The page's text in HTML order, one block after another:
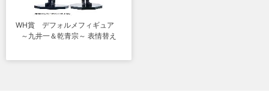
WH賞 デフォルメフィギュア
～九井一＆乾青宗～ 表情替え